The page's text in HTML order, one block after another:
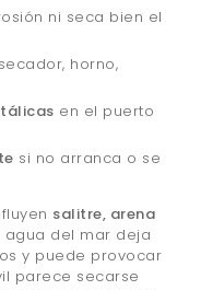
ni seca bien el
horno,
en el puerto
si no arranca o se
salitre, arena
agua del mar deja
y puede provocar
parece secarse